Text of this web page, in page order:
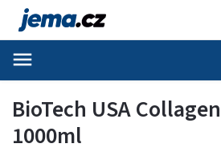
BioTech USA
1000ml